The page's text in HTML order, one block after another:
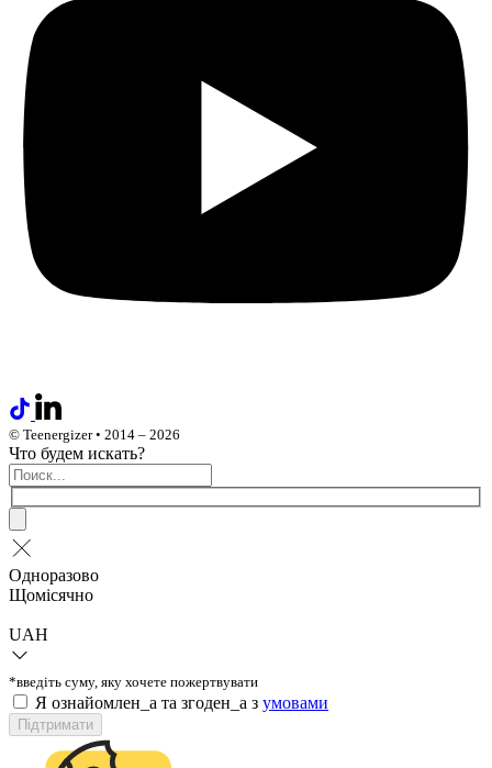
© Teenergizer • 2014 – 2026
Что будем искать?
Одноразово
Щомісячно
UAH
*введіть суму, яку хочете пожертвувати
Я ознайомлен_а та згоден_а з умовами
Підтримати